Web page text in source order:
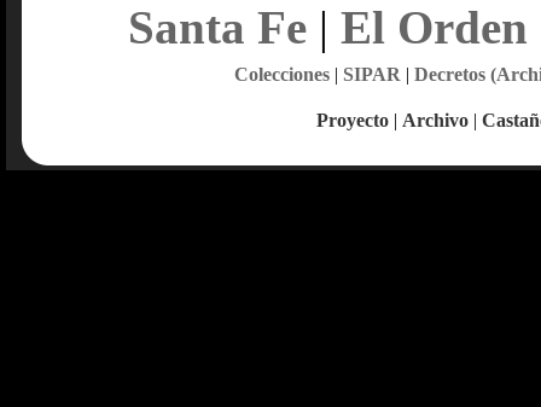
Santa Fe| El Orden
Colecciones| SIPAR | Decretos
Proyecto | Archivo |